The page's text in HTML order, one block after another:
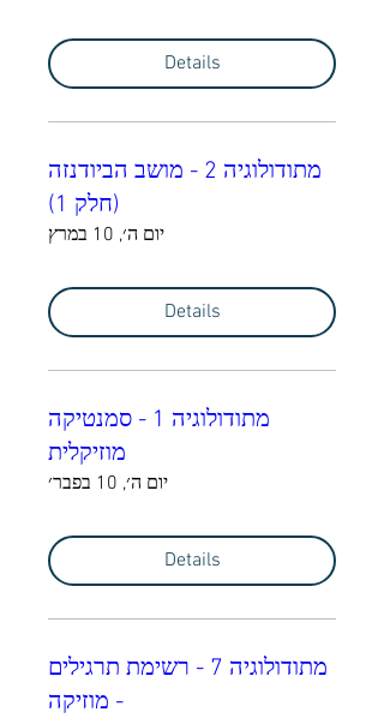
Details
מתודולוגיה 2 - מושב הביודנזה
(חלק 1)
יום ה׳, 10 במרץ
Details
מתודולוגיה 1 - סמנטיקה
מוזיקלית
יום ה׳, 10 בפבר׳
Details
מתודולוגיה 7 - רשימת תרגילים
- מוזיקה